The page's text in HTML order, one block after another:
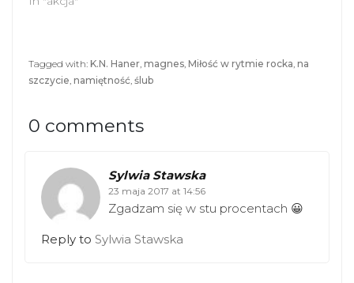
Tagged with: K.N. Haner, magnes, Miłość w rytmie rocka, na
szczycie, namiętność, ślub
0 comments
Sylwia Stawska
23 maja 2017 at 14:56
Zgadzam się w stu procentach 😀
Reply to Sylwia Stawska